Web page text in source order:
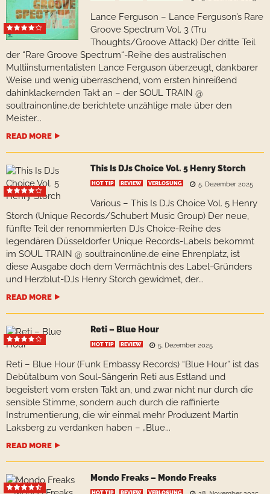
Lance Ferguson – Lance Ferguson’s Rare
Groove Spectrum Vol. 3 (Tru
Thoughts/Groove Attack) Der dritte Teil
der “Rare Groove Spectrum“-Reihe des australischen
Multiinstumentalisten Lance Ferguson überzeugt, dankbarer
Weise und wenig überraschend, vom ersten hinreißend
dahinklackernden Takt an – der SOUL TRAIN @
soultrainonline.de berichtete unzählige male über den
Meister...
READ MORE
This Is DJs Choice Vol. 5 Henry Storch
HOT TIP REVIEW VERLOSUNG 5. Dezember 2025
Various – This Is DJs Choice Vol. 5 Henry
Storch (Unique Records/Schubert Music Group) Der neue,
fünfte Teil der renommierten DJs Choice-Reihe des
legendären Düsseldorfer Unique Records-Labels bekommt
im SOUL TRAIN @ soultrainonline.de eine Ehrenplatz, ist
diese Ausgabe doch dem Vermächtnis des Label-Gründers
und Herzblut-DJs Henry Storch gewidmet, der...
READ MORE
Reti – Blue Hour
HOT TIP REVIEW 5. Dezember 2025
Reti – Blue Hour (Funk Embassy Records) “Blue Hour” ist das
Debütalbum von Soul-Sängerin Reti aus Estland und
begeistert vom ersten Takt an, und zwar nicht nur durch die
sensible Stimme, sondern auch durch die raffinierte
Instrumentierung, die wir einmal mehr Produzent Martin
Laksberg zu verdanken haben – „Blue...
READ MORE
Mondo Freaks – Mondo Freaks
HOT TIP REVIEW VERLOSUNG